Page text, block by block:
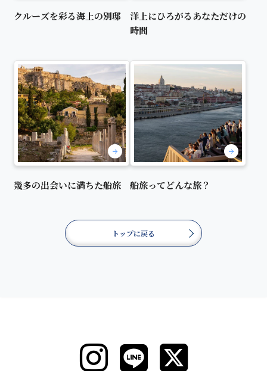
クルーズを彩る海上の別邸
洋上にひろがるあなただけの
時間
幾多の出会いに満ちた船旅 船旅ってどんな旅？
トップに戻る